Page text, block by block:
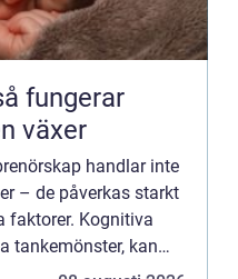
växer
handlar inte
– de påverkas starkt
faktorer. Kognitiva
tankemönster, kan